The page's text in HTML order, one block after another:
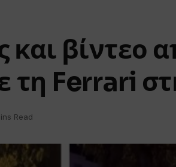
και βίντεο
τη Ferrari
Read